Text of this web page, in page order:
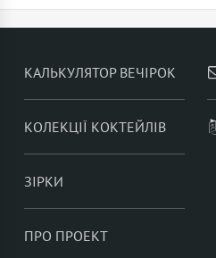
КАЛЬКУЛЯТОР ВЕЧІРОК
КОЛЕКЦІЇ КОКТЕЙЛІВ
ЗІРКИ
ПРО ПРОЕКТ